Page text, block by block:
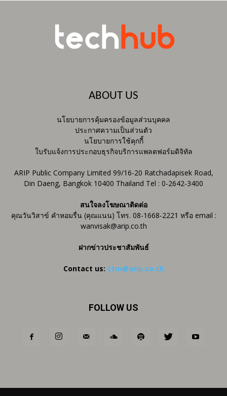
ABOUT US
นโยบายการคุ้มครองข้อมูลส่วนบุคคล
ประกาศความเป็นส่วนตัว
นโยบายการใช้คุกกี้
ใบรับแจ้งการประกอบธุรกิจบริการแพลตฟอร์มดิจิทัล
ARIP Public Company Limited 99/16-20 Ratchadapisek Road,
Din Daeng, Bangkok 10400 Thailand Tel : 0-2642-3400
สนใจลงโฆษณาติดต่อ
คุณวันวิสาข์ คำหอมรื่น (คุณแนน) โทร. 08-1668-2221 หรือ email :
wanvisak@arip.co.th
ฝากข่าวประชาสัมพันธ์
Contact us: ctm@arip.co.th
FOLLOW US